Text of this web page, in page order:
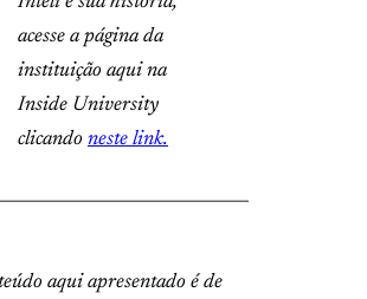
acesse a página da
instituição aqui na
Inside University
clicando neste link.
aqui apresentado é de